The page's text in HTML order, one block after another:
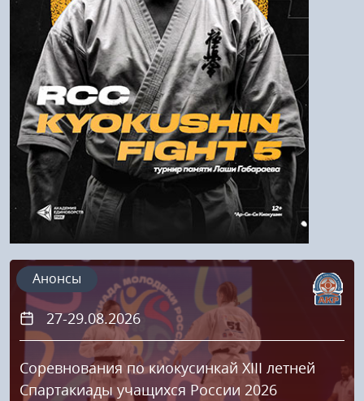
Войти
Напомнить пароль
Регистрация
27-29.08.2026
Соревнования по киокусинкай XIII летней
Спартакиады учащихся России 2026
Анонсы